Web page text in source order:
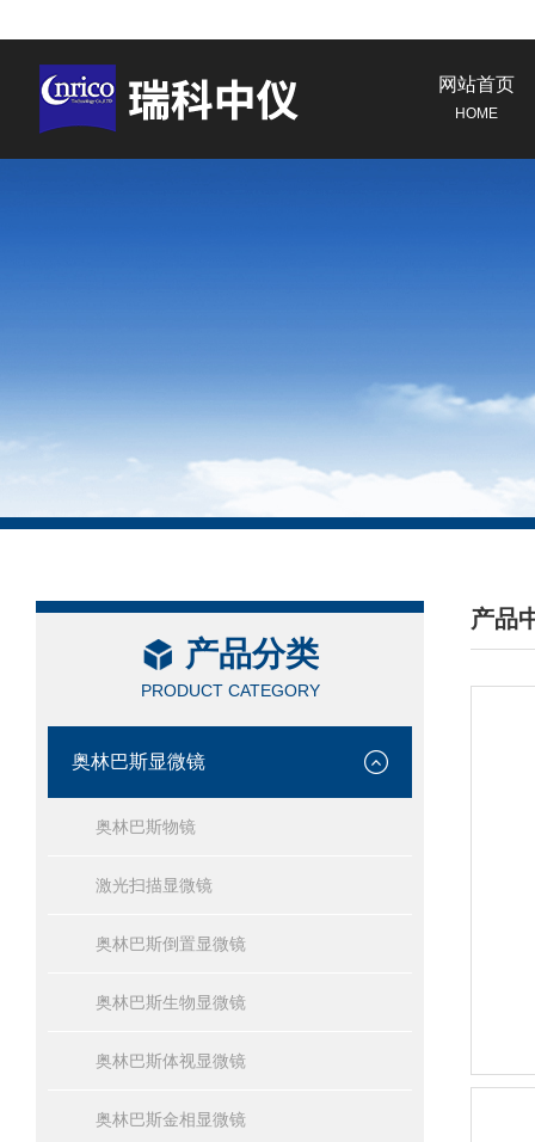
网站首页
HOME
产品分类
PRODUCT CATEGORY
奥林巴斯显微镜
奥林巴斯物镜
激光扫描显微镜
奥林巴斯倒置显微镜
奥林巴斯生物显微镜
奥林巴斯体视显微镜
奥林巴斯金相显微镜
产品
/